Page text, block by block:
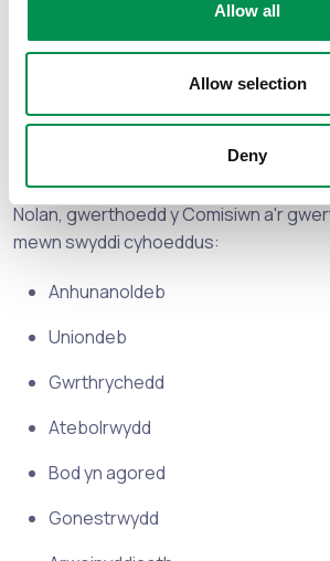
Allow all
Allow selection
Deny
Meini Prawf Person:
Ymrwymiad i werthoedd
cyhoeddus
Ymrwymiad i 'Saith Egwyddor Bywyd
Nolan, gwerthoedd y Comisiwn a'r
mewn swyddi cyhoeddus:
Anhunanoldeb
Uniondeb
Gwrthrychedd
Atebolrwydd
Bod yn agored
Gonestrwydd